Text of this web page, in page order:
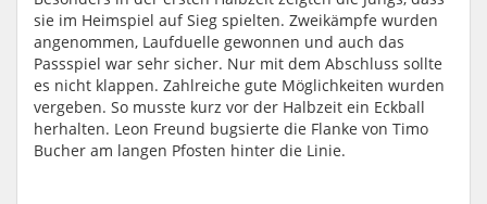
sie im Heimspiel auf Sieg spielten. Zweikämpfe wurden
angenommen, Laufduelle gewonnen und auch das
Passspiel war sehr sicher. Nur mit dem Abschluss sollte
es nicht klappen. Zahlreiche gute Möglichkeiten wurden
vergeben. So musste kurz vor der Halbzeit ein Eckball
herhalten. Leon Freund bugsierte die Flanke von Timo
Bucher am langen Pfosten hinter die Linie.